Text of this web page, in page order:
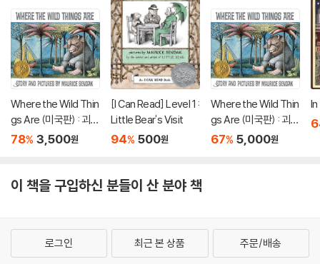
Where the Wild Thin
gs Are (미국판) : 괴물
들이 사는 나라 : 1964
78% 3,500원
[I Can Read] Level 1 :
Little Bear's Visit
94% 500원
Where the Wild Thin
gs Are (미국판) : 괴물
들이 사는 나라 : 1964
67% 5,000원
이 책을 구입하신 분들이 산 분야 책
로그인 최근 본 상품 주문/배송